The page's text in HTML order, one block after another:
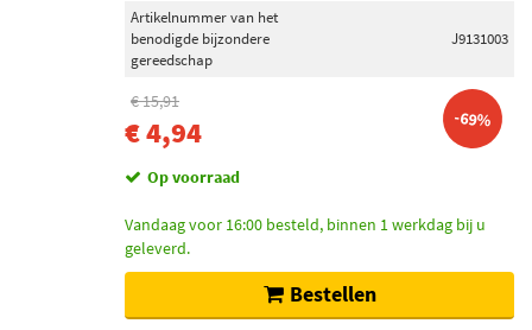
Vooras (1179)
Achteras (997)
Vooras links (962)
Vooras rechts (920)
Vooras links en rechts (864)
Artikelnummer van het
benodigde bijzondere
gereedschap
J9131003
€ 15,91
€ 4,94 -69%
Op voorraad
Vandaag voor 16:00 besteld, binnen 1 werkdag bij u
geleverd.
Bestellen